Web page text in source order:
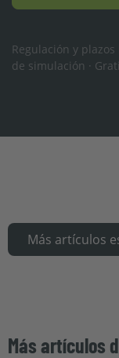
Regulación y
de simulación ·
Más artículos
Más artículos